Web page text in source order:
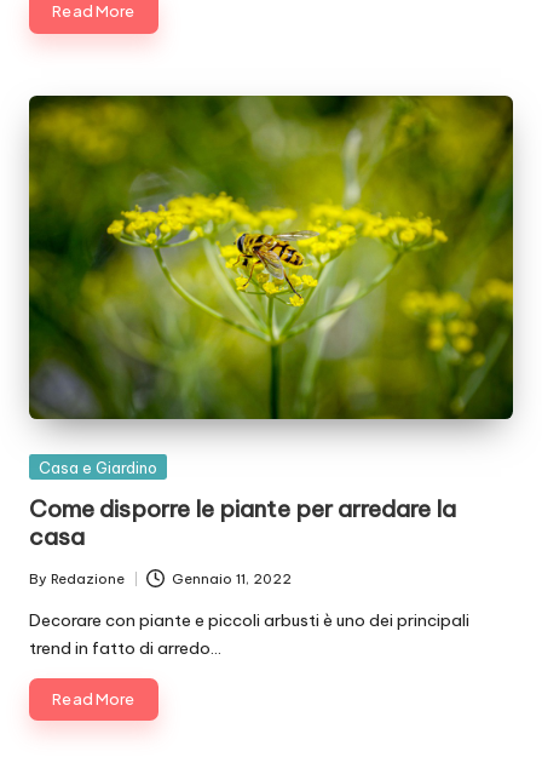
Read More
Posted
Casa e Giardino
Come disporre le piante per arredare la
casa
Posted
by
By Redazione Gennaio 11, 2022
Decorare con piante e piccoli arbusti è uno dei principali
trend in fatto di arredo…
Read More